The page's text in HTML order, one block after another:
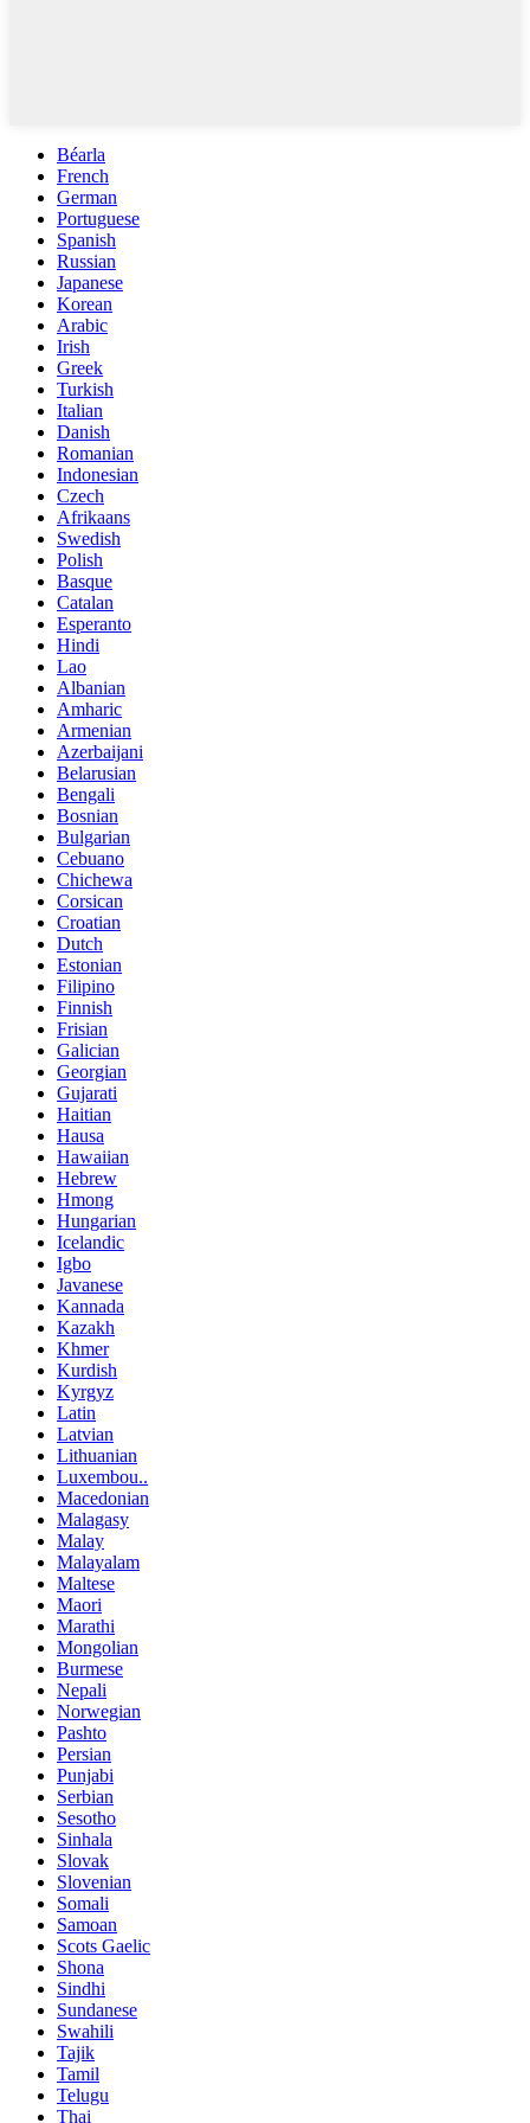
Béarla
French
German
Portuguese
Spanish
Russian
Japanese
Korean
Arabic
Irish
Greek
Turkish
Italian
Danish
Romanian
Indonesian
Czech
Afrikaans
Swedish
Polish
Basque
Catalan
Esperanto
Hindi
Lao
Albanian
Amharic
Armenian
Azerbaijani
Belarusian
Bengali
Bosnian
Bulgarian
Cebuano
Chichewa
Corsican
Croatian
Dutch
Estonian
Filipino
Finnish
Frisian
Galician
Georgian
Gujarati
Haitian
Hausa
Hawaiian
Hebrew
Hmong
Hungarian
Icelandic
Igbo
Javanese
Kannada
Kazakh
Khmer
Kurdish
Kyrgyz
Latin
Latvian
Lithuanian
Luxembou..
Macedonian
Malagasy
Malay
Malayalam
Maltese
Maori
Marathi
Mongolian
Burmese
Nepali
Norwegian
Pashto
Persian
Punjabi
Serbian
Sesotho
Sinhala
Slovak
Slovenian
Somali
Samoan
Scots Gaelic
Shona
Sindhi
Sundanese
Swahili
Tajik
Tamil
Telugu
Thai